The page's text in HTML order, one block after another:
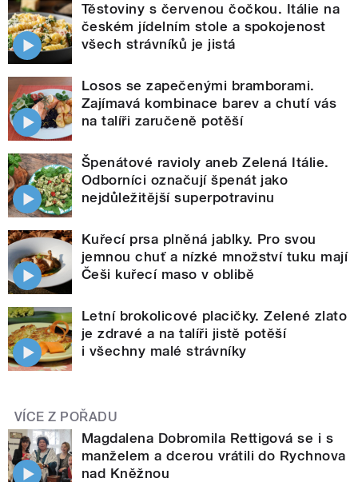
Těstoviny s červenou čočkou. Itálie na
českém jídelním stole a spokojenost
všech strávníků je jistá
Losos se zapečenými bramborami.
Zajímavá kombinace barev a chutí vás
na talíři zaručeně potěší
Špenátové ravioly aneb Zelená Itálie.
Odborníci označují špenát jako
nejdůležitější superpotravinu
Kuřecí prsa plněná jablky. Pro svou
jemnou chuť a nízké množství tuku mají
Češi kuřecí maso v oblibě
Letní brokolicové placičky. Zelené zlato
je zdravé a na talíři jistě potěší
i všechny malé strávníky
VÍCE Z POŘADU
Magdalena Dobromila Rettigová se i s
manželem a dcerou vrátili do Rychnova
nad Kněžnou